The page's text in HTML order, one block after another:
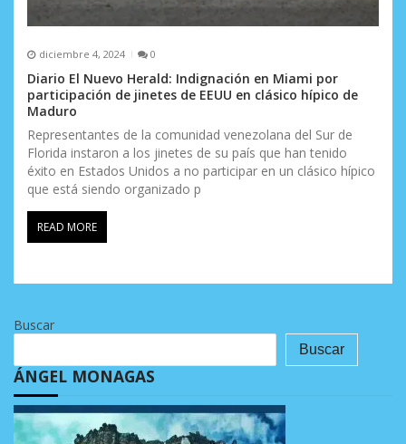
diciembre 4, 2024 0
Diario El Nuevo Herald: Indignación en Miami por
participación de jinetes de EEUU en clásico hípico de
Maduro
Representantes de la comunidad venezolana del Sur de
Florida instaron a los jinetes de su país que han tenido
éxito en Estados Unidos a no participar en un clásico hípico
que está siendo organizado p
READ MORE
Buscar
Buscar
ÁNGEL MONAGAS